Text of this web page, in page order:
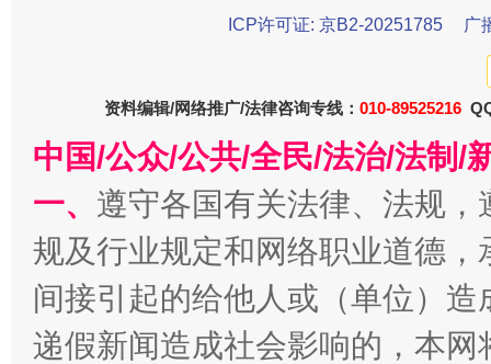
千年窑火 生生不息 一
ICP许可证: 京B2-20251785
广
资料编辑/网络推广/法律咨询专线： 010-89525216
中国/公众/公共/全民/法治/法制/
一、 遵守各国有关法律、法规
规及行业规定和网络职业道德
间接引起的给他人或（单位）
递假新闻造成社会影响的，本